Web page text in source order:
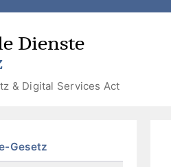
& Digital Services Act
Gesetz